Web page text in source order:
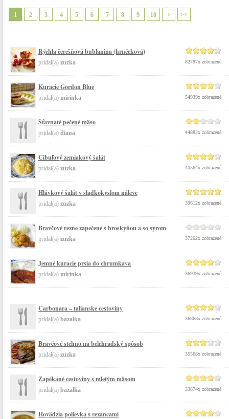
1 2 3 4 5 6 7 8 9 10 > >>
Rýchla čerešňová bublanina (hrnčeková)
pridal(a) zuzka 82787x zobrazené
Kuracie Gordon Blue
pridal(a) mirinka 54939x zobrazené
Šťavnaté pečené mäso
pridal(a) diana 44882x zobrazené
Cibuľový zemiakový šalát
pridal(a) zuzka 40564x zobrazené
Hlávkový šalát v sladkokyslom náleve
pridal(a) zuzka 39612x zobrazené
Bravčové rezne zapečené s broskyňou a so syrom
pridal(a) zuzka 37262x zobrazené
Jemné kuracie prsia do chrumkava
pridal(a) mirinka 36939x zobrazené
Carbonara – talianske cestoviny
pridal(a) bazalka 36868x zobrazené
Bravčové stehno na belehradský spôsob
pridal(a) zuzka 35568x zobrazené
Zapékané cestoviny s mletým mäsom
pridal(a) bazalka 33674x zobrazené
Hovädzia polievka s rezancami